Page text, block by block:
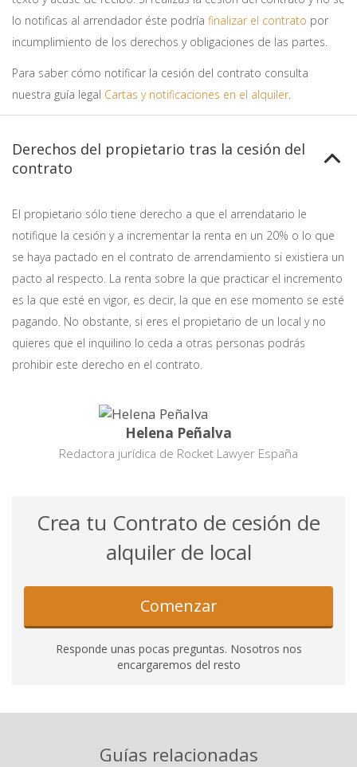
lo notificas al arrendador éste podría finalizar el contrato por
incumplimiento de los derechos y obligaciones de las partes.
Para saber cómo notificar la cesión del contrato consulta
nuestra guía legal Cartas y notificaciones en el alquiler.
Derechos del propietario tras la cesión del
contrato
El propietario sólo tiene derecho a que el arrendatario le
notifique la cesión y a incrementar la renta en un 20% o lo que
se haya pactado en el contrato de arrendamiento si existiera un
pacto al respecto. La renta sobre la que practicar el incremento
es la que esté en vigor, es decir, la que en ese momento se esté
pagando. No obstante, si eres el propietario de un local y no
quieres que el inquilino lo ceda a otras personas podrás
prohibir este derecho en el contrato.
Helena Peñalva
Redactora jurídica de Rocket Lawyer España
Crea tu Contrato de cesión de
alquiler de local
Comenzar
Responde unas pocas preguntas. Nosotros nos
encargaremos del resto
Guías relacionadas